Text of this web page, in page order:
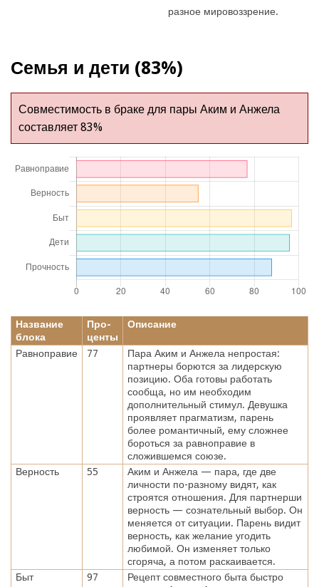
разное мировоззрение.
Семья и дети (83%)
Совместимость в браке для пары Аким и Анжела
составляет 83%
Название
блока
Про-
центы
Описание
Равноправие 77
Пара Аким и Анжела непростая:
партнеры борются за лидерскую
позицию. Оба готовы работать
сообща, но им необходим
дополнительный стимул. Девушка
проявляет прагматизм, парень
более романтичный, ему сложнее
бороться за равноправие в
сложившемся союзе.
Верность
55
Аким и Анжела — пара, где две
личности по-разному видят, как
строятся отношения. Для партнерши
верность — сознательный выбор. Он
меняется от ситуации. Парень видит
верность, как желание угодить
любимой. Он изменяет только
сгоряча, а потом раскаивается.
Быт
97
Рецепт совместного быта быстро